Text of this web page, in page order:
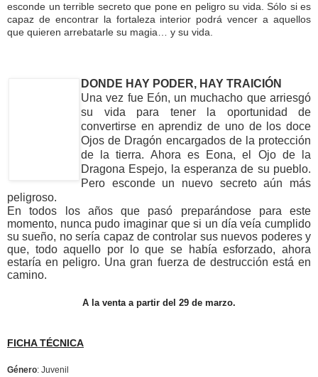
esconde un terrible secreto que pone en peligro su vida. Sólo si es
capaz de encontrar la fortaleza interior podrá vencer a aquellos
que quieren arrebatarle su magia… y su vida.
DONDE HAY PODER, HAY TRAICIÓN
Una vez fue Eón, un muchacho que arriesgó
su vida para tener la oportunidad de
convertirse en aprendiz de uno de los doce
Ojos de Dragón encargados de la protección
de la tierra. Ahora es Eona, el Ojo de la
Dragona Espejo, la esperanza de su pueblo.
Pero esconde un nuevo secreto aún más
peligroso.
En todos los años que pasó preparándose para este
momento, nunca pudo imaginar que si un día veía cumplido
su sueño, no sería capaz de controlar sus nuevos poderes y
que, todo aquello por lo que se había esforzado, ahora
estaría en peligro. Una gran fuerza de destrucción está en
camino.
A la venta a partir del 29 de marzo.
FICHA TÉCNICA
Género: Juvenil